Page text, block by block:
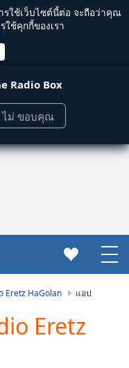
รใช้เว็บไซต์นี้ต่อ จะถือว่าคุณ
ใช้คุกกี้ของเรา
Radio Box
ไม่ ขอบคุณ
Eretz HaGolan แอป
Eretz